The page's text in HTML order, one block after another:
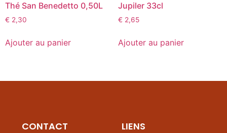
Thé San Benedetto 0,50L
€ 2,30
Ajouter au panier
Jupiler 33cl
€ 2,65
Ajouter au panier
CONTACT LIENS